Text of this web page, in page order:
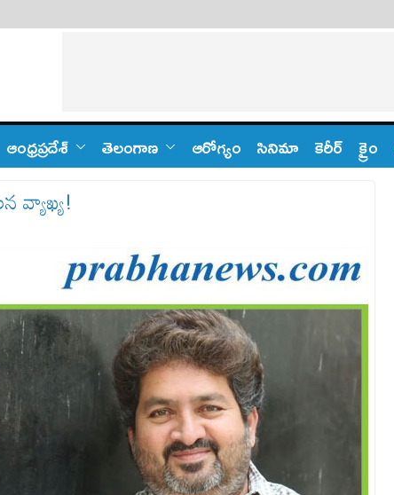
ఆంధ్ర‌ప్ర‌దేశ్ తెలంగాణ‌ ఆరోగ్యం సినిమా కెరీర్ క్రైం
వ్యాఖ్య!